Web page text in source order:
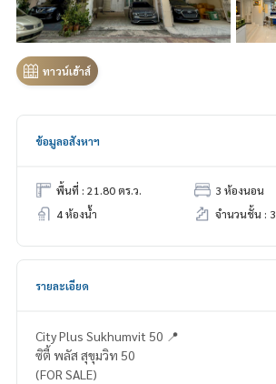
ทาวน์เฮ้าส์
ข้อมูลอสังหาฯ
พื้นที่ : 21.80 ตร.ว.
3 ห้องนอน
4 ห้องน้ำ
จำนวนชั้น : 3
รายละเอียด
City Plus Sukhumvit 50 📍
ซิตี้ พลัส สุขุมวิท 50
(FOR SALE)